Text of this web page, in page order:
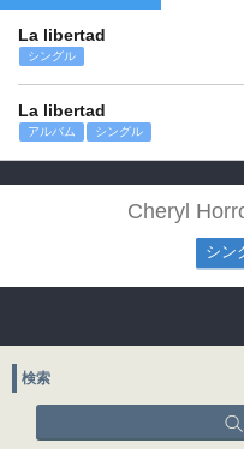
La libertad
シングル
La libertad
アルバム シングル
Cheryl
シン
検索